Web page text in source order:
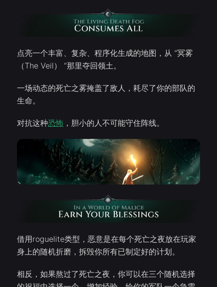
点亮一个丰富、复杂、程序化生成的地图，从 “冥雾
（The Veil） “那里夺回领土。
一场动态的死亡之雾掩盖了敌人，耗尽了你的部队的
生命。
对抗这种恐怖 ，胆小的人不可能守住阵线。
借用roguelite类型，恶意是在每个死亡之夜放在玩家
身上的随机折磨，拆毁你所有已制定好的计划。
相反，如果熬过了死亡之夜，你可以在三个随机选择